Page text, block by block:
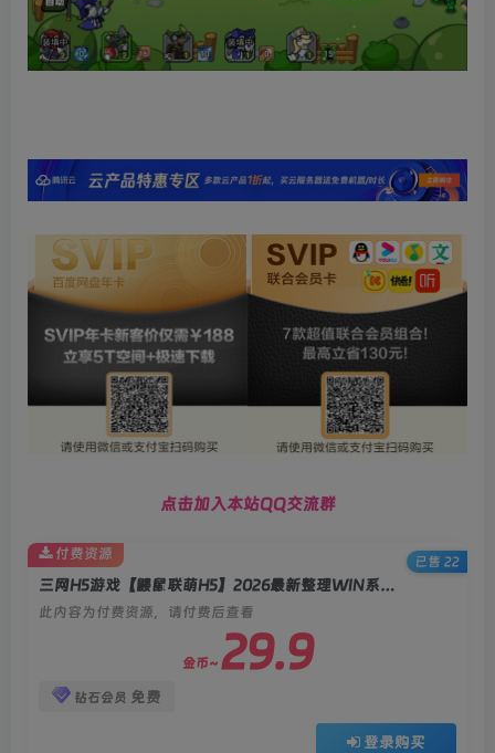
点击加入本站QQ交流群
三网H5游戏【鼹鼠联萌H5】2026最新整理WIN系服务端+Linux手工服务端+简易客户端+教程
此内容为付费资源，请付费后查看
金币~ 29.9
钻石会员 免费
登录购买
付费资源
已售 22